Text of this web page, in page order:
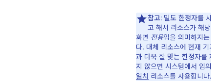
참고: 밀도 한정자를 사
고 해서 리소스가 해당
화면 전용임을 의미하지는
다. 대체 리소스에 현재 기기
과 더욱 잘 맞는 한정자를 제
지 않으면 시스템에서 임의
일치 리소스를 사용합니다.